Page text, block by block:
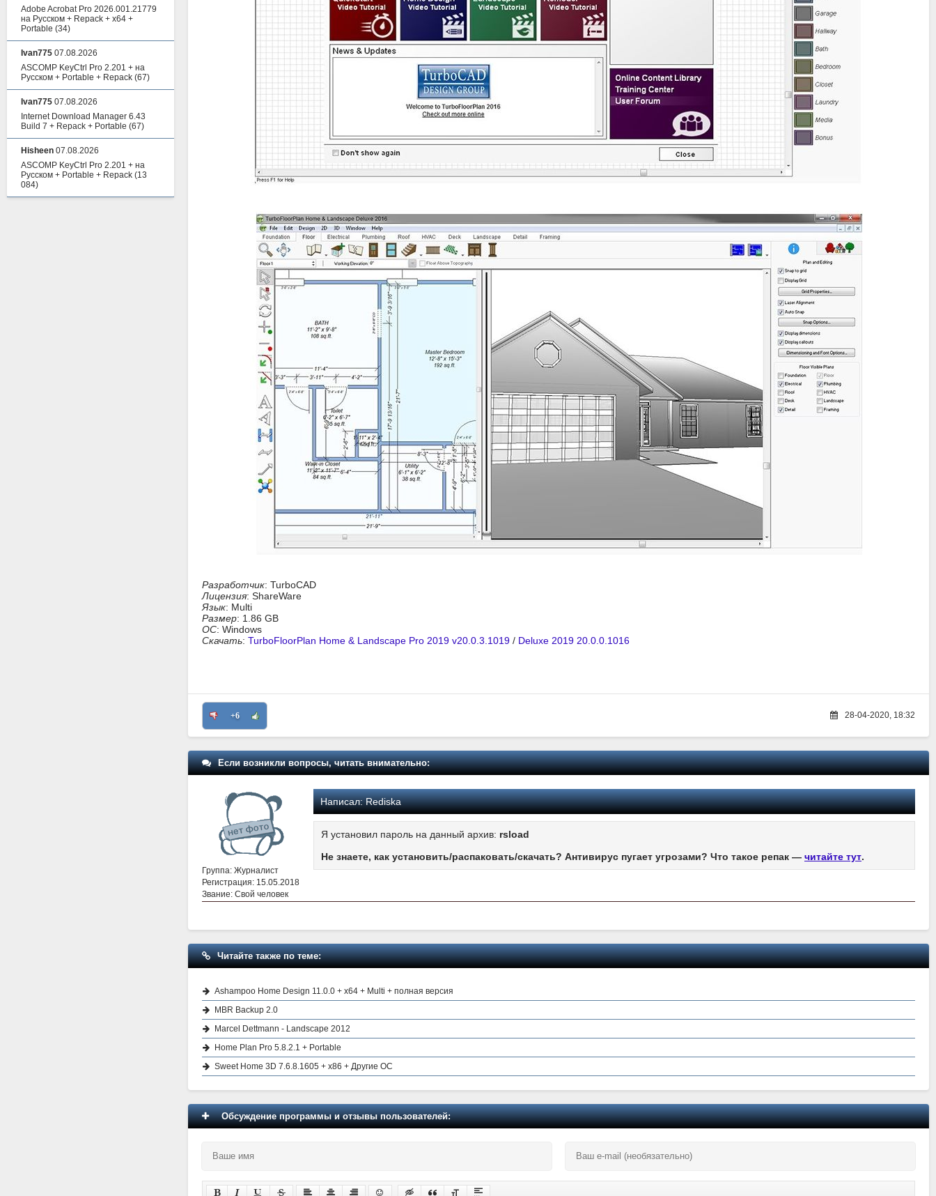
Разработчик: TurboCAD
Лицензия: ShareWare
Язык: Multi
Размер: 1.86 GB
ОС: Windows
Скачать: TurboFloorPlan Home & Landscape Pro 2019 v20.0.3.1019 / Deluxe 2019 20.0.0.1016
+6 28-04-2020, 18:32
Если возникли вопросы, читать внимательно:
Группа: Журналист
Регистрация: 15.05.2018
Звание: Свой человек
Написал:Rediska
Я установил пароль на данный архив: rsload
Не знаете, как установить/распаковать/скачать? Антивирус пугает угрозами? Что такое репак — читайте тут.
Читайте также по теме:
Ashampoo Home Design 11.0.0 + x64 + Multi + полная версия
MBR Backup 2.0
Marcel Dettmann - Landscape 2012
Home Plan Pro 5.8.2.1 + Portable
Sweet Home 3D 7.6.8.1605 + x86 + Другие ОС
Обсуждение программы и отзывы пользователей:
Adobe Acrobat Pro 2026.001.21779
на Русском + Repack + x64 +
Portable (34)
Ivan775 07.08.2026
ASCOMP KeyCtrl Pro 2.201 + на
Русском + Portable + Repack (67)
Ivan775 07.08.2026
Internet Download Manager 6.43
Build 7 + Repack + Portable (67)
Hisheen 07.08.2026
ASCOMP KeyCtrl Pro 2.201 + на
Русском + Portable + Repack (13
084)